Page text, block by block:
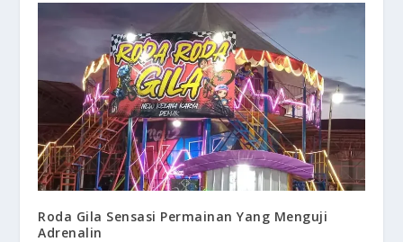
Roda Gila Sensasi Permainan Yang Menguji
Adrenalin